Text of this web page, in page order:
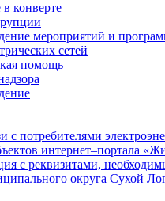
конверте
мероприятий и
сетей
помощь
с потребителями
интернет–портала
с реквизитами,
округа Сухой